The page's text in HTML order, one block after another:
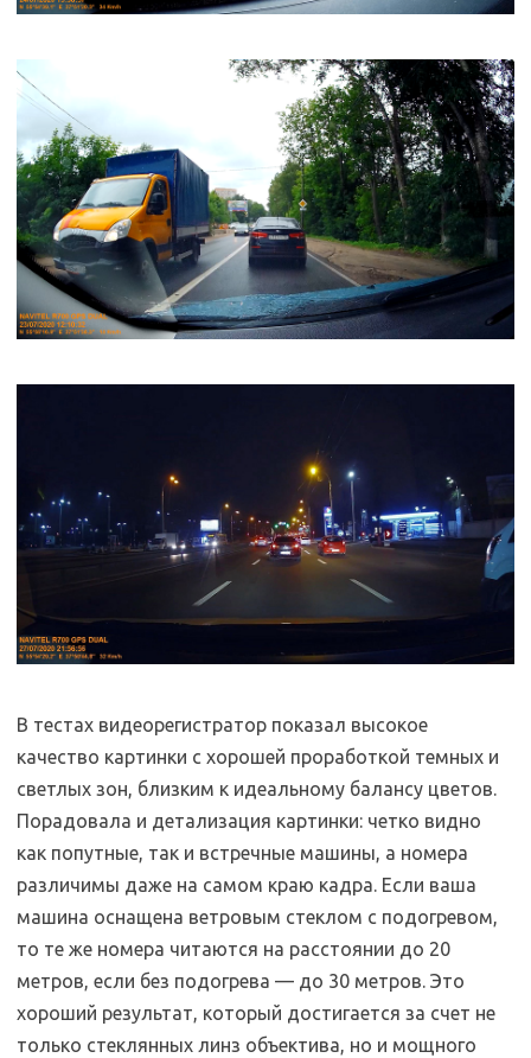
В тестах видеорегистратор показал высокое
качество картинки с хорошей проработкой темных и
светлых зон, близким к идеальному балансу цветов.
Порадовала и детализация картинки: четко видно
как попутные, так и встречные машины, а номера
различимы даже на самом краю кадра. Если ваша
машина оснащена ветровым стеклом с подогревом,
то те же номера читаются на расстоянии до 20
метров, если без подогрева — до 30 метров. Это
хороший результат, который достигается за счет не
только стеклянных линз объектива, но и мощного